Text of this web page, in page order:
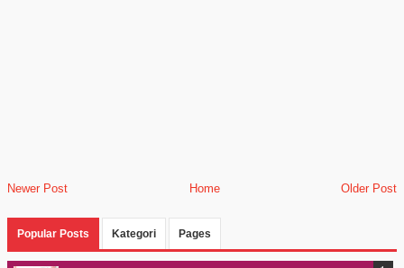
Newer Post Older Post
Home
Popular Posts Kategori Pages